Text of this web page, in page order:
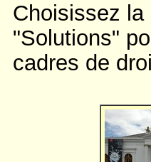
Choisissez
"Solutions"
cadres de